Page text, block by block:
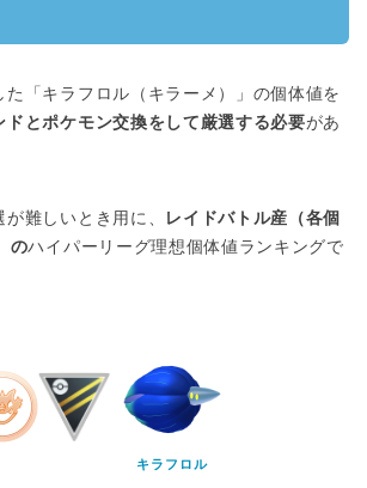
た「キラフロル（キラーメ）」の個体値を
ドとポケモン交換をして厳選する必要があ
難しいとき用に、
レイドバトル産（各個
のハイパーリーグ理想個体値ランキングで
キラフロル